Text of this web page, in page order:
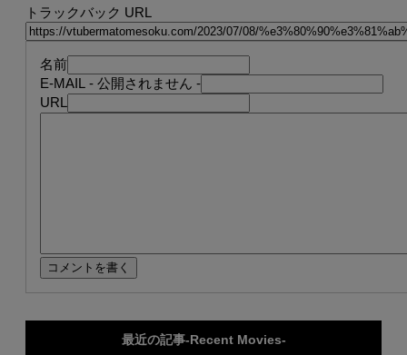
トラックバック URL
名前
E-MAIL - 公開されません -
URL
最近の記事-Recent Movies-